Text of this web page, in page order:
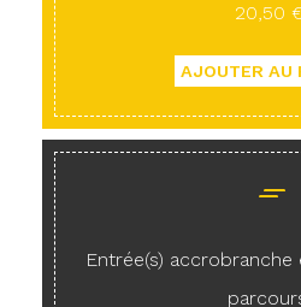
20,50
Entrée(s)